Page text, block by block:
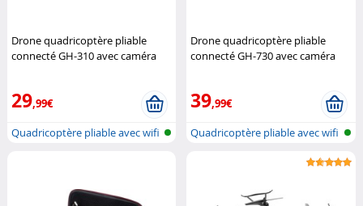
Drone quadricoptère pliable
connecté GH-310 avec caméra
29,99€
Quadricoptère pliable avec wifi
Drone quadricoptère pliable
connecté GH-730 avec caméra
39,99€
Quadricoptère pliable avec wifi